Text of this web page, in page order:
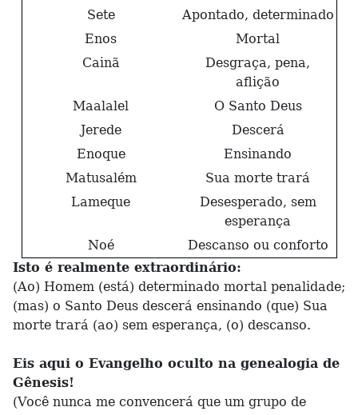
Sete
Apontado, determinado
Enos
Mortal
Cainã
Desgraça, pena,
aflição
Maalalel
O Santo Deus
Jerede
Descerá
Enoque
Ensinando
Matusalém
Sua morte trará
Lameque
Desesperado, sem
esperança
Noé
Descanso ou conforto
Isto é realmente extraordinário:
(Ao) Homem (está) determinado mortal penalidade;
(mas) o Santo Deus descerá ensinando (que) Sua
morte trará (ao) sem esperança, (o) descanso.
Eis aqui o Evangelho oculto na genealogia de
Gênesis!
(Você nunca me convencerá que um grupo de